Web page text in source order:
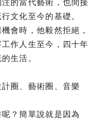
文化至今的基礎。
會時，他毅然拒絕，
作人生至今，四十年
生活。
圈、藝術圈、音樂
？簡單說就是因為